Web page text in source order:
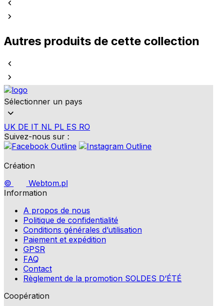
Autres produits de cette collection
Sélectionner un pays
UK DE IT NL PL ES RO
Suivez-nous sur :
Création
©
Webtom.pl
Information
A propos de nous
Politique de confidentialité
Conditions générales d’utilisation
Paiement et expédition
GPSR
FAQ
Contact
Règlement de la promotion SOLDES D’ÉTÉ
Coopération